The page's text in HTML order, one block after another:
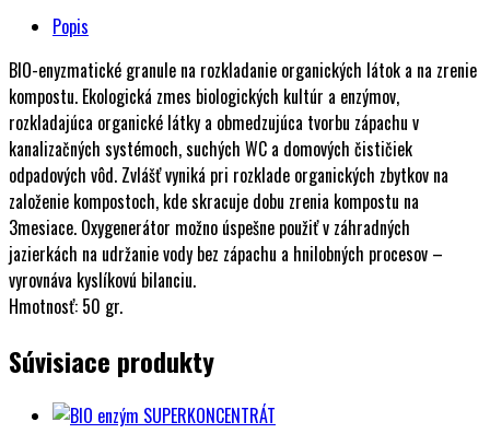
Popis
BIO-enyzmatické granule na rozkladanie organických látok a na zrenie
kompostu. Ekologická zmes biologických kultúr a enzýmov,
rozkladajúca organické látky a obmedzujúca tvorbu zápachu v
kanalizačných systémoch, suchých WC a domových čističiek
odpadových vôd. Zvlášť vyniká pri rozklade organických zbytkov na
založenie kompostoch, kde skracuje dobu zrenia kompostu na
3mesiace. Oxygenerátor možno úspešne použiť v záhradných
jazierkách na udržanie vody bez zápachu a hnilobných procesov –
vyrovnáva kyslíkovú bilanciu.
Hmotnosť: 50 gr.
Súvisiace produkty